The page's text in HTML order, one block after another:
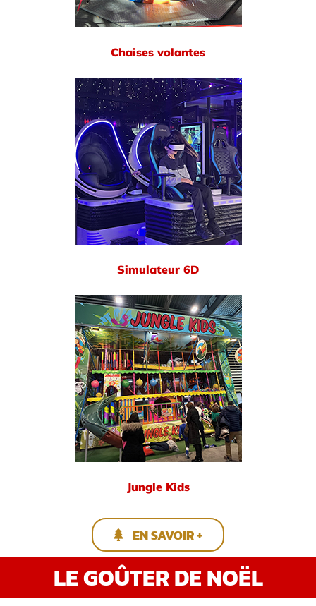
Chaises volantes
Simulateur 6D
Jungle Kids
EN SAVOIR +
LE GOÛTER DE NOËL